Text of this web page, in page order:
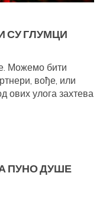
СУ ГЛУМЦИ
Можемо бити
вође, или
ових улога захтева
ПУНО ДУШЕ